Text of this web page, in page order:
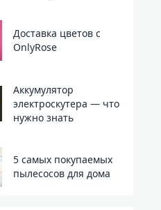
Доставка цветов с
OnlyRose
Аккумулятор
электроскутера — что
нужно знать
5 самых покупаемых
пылесосов для дома